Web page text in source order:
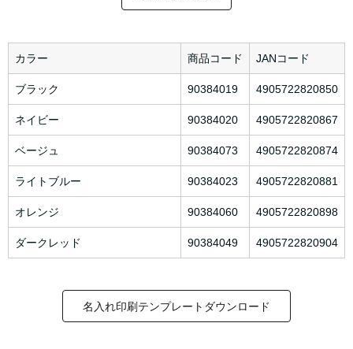
カラー 商品コード JANコード
ブラック 90384019 4905722820850
ネイビー 90384020 4905722820867
ベージュ 90384073 4905722820874
ライトブルー 90384023 4905722820881
オレンジ 90384060 4905722820898
ダークレッド 90384049 4905722820904
名入れ印刷テンプレートダウンロード